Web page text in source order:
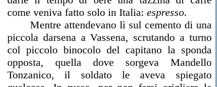
come veniva fatto solo in Italia: espresso.
Mentre attendevano lì sul cemento di una
piccola darsena a Vassena, scrutando a turno
col piccolo binocolo del capitano la sponda
opposta, quella dove sorgeva Mandello
Tonzanico, il soldato le aveva spiegato